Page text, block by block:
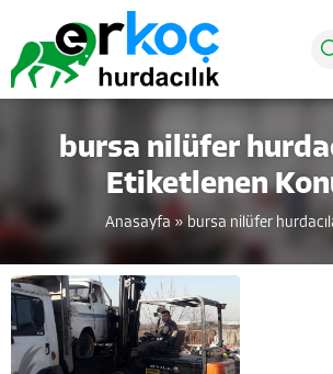
bursa nilüfer
Etiketlenen
Anasayfa »bursa nilüfer